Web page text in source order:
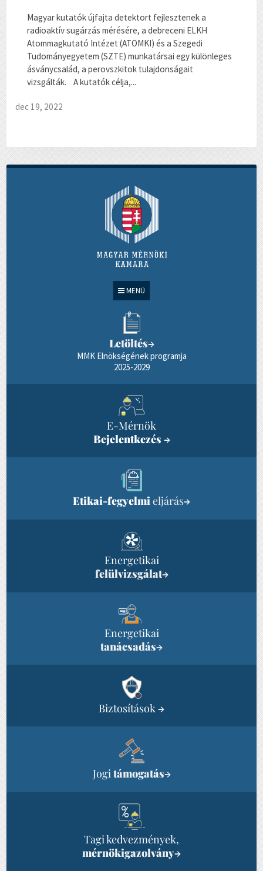
MENÜ
Letöltés→
MMK Elnökségének programja
2025-2029
E-Mérnök
Bejelentkezés →
Etikai-fegyelmieljárás→
Energetikai
felülvizsgálat→
Energetikai
tanácsadás→
Biztosítások→
Jogitámogatás→
Tagi kedvezmények,
mérnökigazolvány→
Magyar kutatók újfajta detektort fejlesztenek a
radioaktív sugárzás mérésére, a debreceni ELKH
Atommagkutató Intézet (ATOMKI) és a Szegedi
Tudományegyetem (SZTE) munkatársai egy különleges
ásványcsalád, a perovszkitok tulajdonságait
vizsgálták. A kutatók célja,...
dec 19, 2022